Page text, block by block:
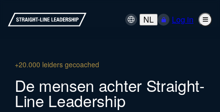
NL Log in
+20.000 leiders gecoached
De mensen achter Straight-
Line Leadership